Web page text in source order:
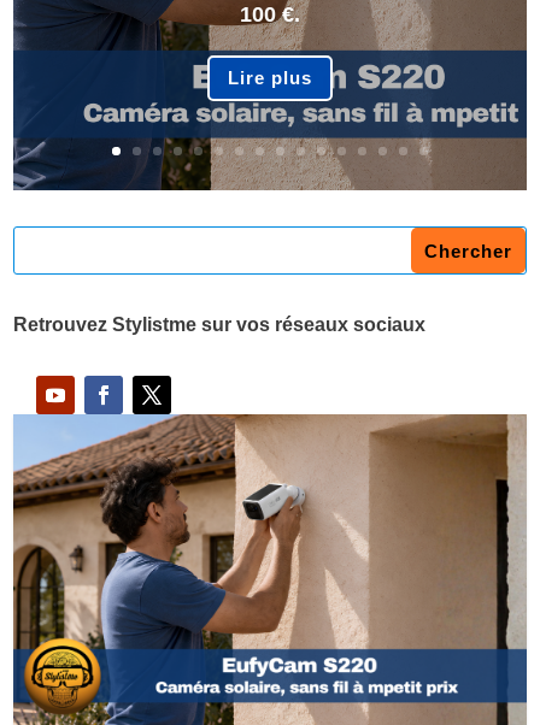
100 €.
Lire plus
Retrouvez Stylistme sur vos réseaux sociaux